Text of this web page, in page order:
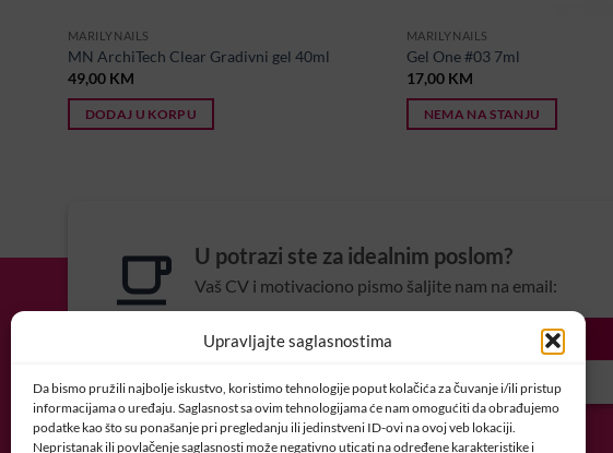
Upravljajte saglasnostima
Da bismo pružili najbolje iskustvo, koristimo tehnologije poput kolačića za čuvanje i/ili pristup
informacijama o uređaju. Saglasnost sa ovim tehnologijama će nam omogućiti da obrađujemo
podatke kao što su ponašanje pri pregledanju ili jedinstveni ID-ovi na ovoj veb lokaciji.
Nepristanak ili povlačenje saglasnosti može negativno uticati na određene karakteristike i
MARILYNAILS
MN ArchiTech Clear Gradivni gel 40ml
49,00 KM
DODAJ U KORPU
MARILYNAILS
Gel One #03 7ml
17,00 KM
NEMA NA STANJU
U potrazi ste za idealnim poslom?
Vaš CV i motivaciono pismo šaljite nam na email:
POSAO@CRYSTALNAILSBIH.COM